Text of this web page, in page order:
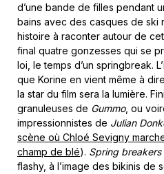
d’une bande de filles pendant
bains avec des casques de ski
histoire à raconter autour de
final quatre gonzesses qui se
loi, le temps d’un springbreak.
que Korine en vient même à
la star du film sera la lumière.
granuleuses de Gummo, ou
impressionnistes de Julian
scène où Chloé Sevigny
champ de blé). Spring breakers
flashy, à l’image des bikinis de